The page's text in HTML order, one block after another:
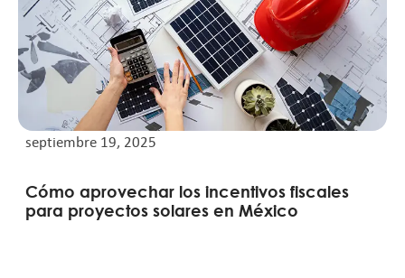
septiembre 19, 2025
Cómo aprovechar los incentivos fiscales
para proyectos solares en México